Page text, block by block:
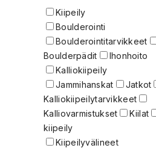
Kiipeily
Boulderointi
Boulderointitarvikkeet
Boulderpädit
Ihonhoito
Kalliokiipeily
Jammihanskat
Jatkot
Kalliokiipeilytarvikkeet
Kalliovarmistukset
Kiilat
kiipeily
Kiipeilyvälineet